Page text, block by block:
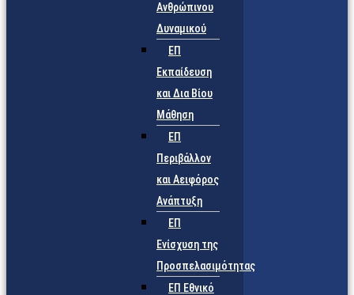
Ανθρώπινου
Δυναμικού
ΕΠ
Εκπαίδευση
και Δια Βίου
Μάθηση
ΕΠ
Περιβάλλον
και Αειφόρος
Ανάπτυξη
ΕΠ
Ενίσχυση της
Προσπελασιμότητας
ΕΠ Εθνικό